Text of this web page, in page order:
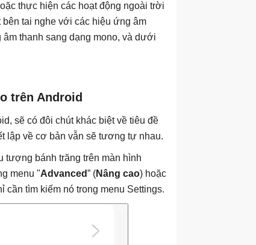
thực hiện các hoạt động ngoài trời
tai nghe với các hiệu ứng âm
thanh sang dạng mono, và dưới
trên Android
sẽ có đôi chút khác biệt về tiêu đề
lập về cơ bản vẫn sẽ tương tự nhau.
tượng bánh trăng trên màn hình
menu "Advanced” (Nâng cao) hoặc
cần tìm kiếm nó trong menu Settings.